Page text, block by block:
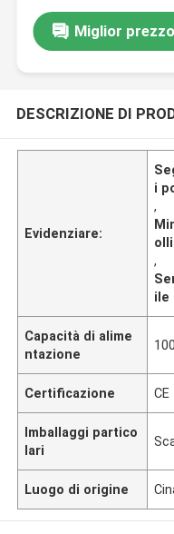
Miglior prezzo
DESCRIZIONE DI
Evidenziare:
i
,
,
ile
Capacità di alime
ntazione
Certificazione CE
Imballaggi partico
lari
Luogo di origine